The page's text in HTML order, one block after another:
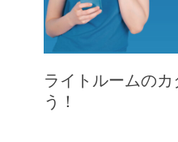
ライトルームの
う！